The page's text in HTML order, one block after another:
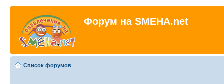
Форум на SMEHA.net
Список форумов